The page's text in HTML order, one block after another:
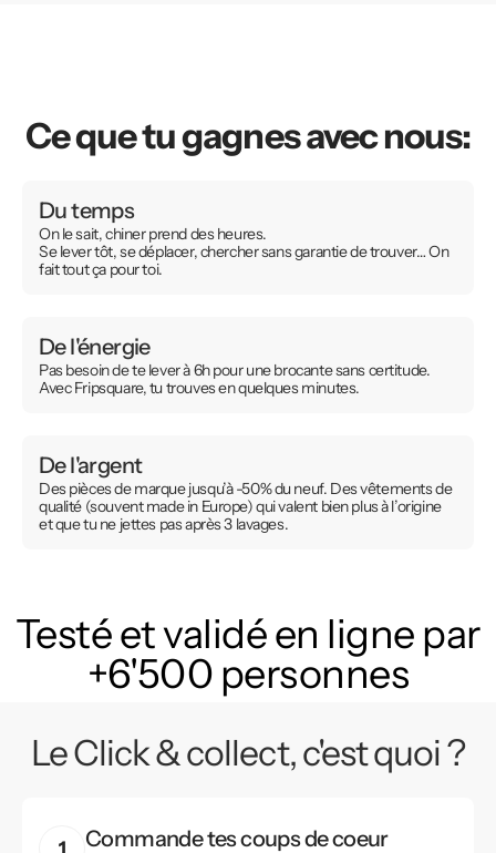
Ce que tu gagnes avec nous:
Du temps
On le sait, chiner prend des heures.
Se lever tôt, se déplacer, chercher sans garantie de trouver… On
fait tout ça pour toi.
De l'énergie
Pas besoin de te lever à 6h pour une brocante sans certitude.
Avec Fripsquare, tu trouves en quelques minutes.
De l'argent
Des pièces de marque jusqu’à -50% du neuf. Des vêtements de
qualité (souvent made in Europe) qui valent bien plus à l’origine
et que tu ne jettes pas après 3 lavages.
Testé et validé en ligne par
+6'500 personnes
Le Click & collect, c'est quoi ?
Commande tes coups de coeur